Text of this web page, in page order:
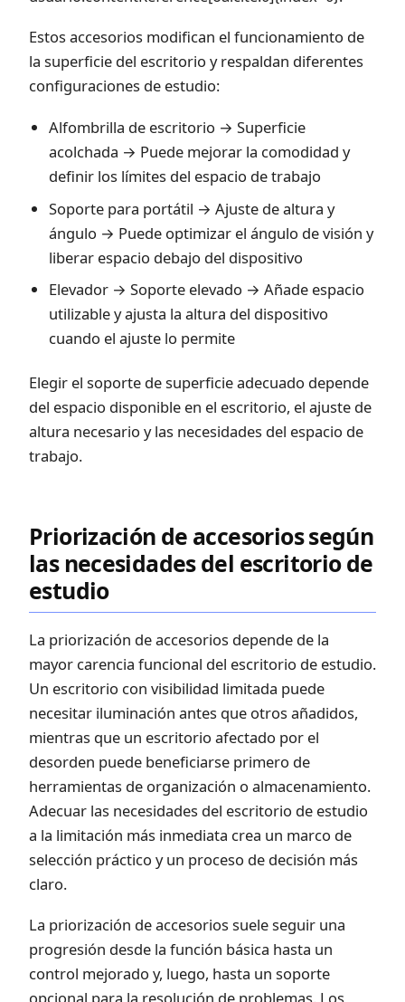
Estos accesorios modifican el funcionamiento de
la superficie del escritorio y respaldan diferentes
configuraciones de estudio:
Alfombrilla de escritorio → Superficie
acolchada → Puede mejorar la comodidad y
definir los límites del espacio de trabajo
Soporte para portátil → Ajuste de altura y
ángulo → Puede optimizar el ángulo de visión y
liberar espacio debajo del dispositivo
Elevador → Soporte elevado → Añade espacio
utilizable y ajusta la altura del dispositivo
cuando el ajuste lo permite
Elegir el soporte de superficie adecuado depende
del espacio disponible en el escritorio, el ajuste de
altura necesario y las necesidades del espacio de
trabajo.
Priorización de accesorios según
las necesidades del escritorio de
estudio
La priorización de accesorios depende de la
mayor carencia funcional del escritorio de estudio.
Un escritorio con visibilidad limitada puede
necesitar iluminación antes que otros añadidos,
mientras que un escritorio afectado por el
desorden puede beneficiarse primero de
herramientas de organización o almacenamiento.
Adecuar las necesidades del escritorio de estudio
a la limitación más inmediata crea un marco de
selección práctico y un proceso de decisión más
claro.
La priorización de accesorios suele seguir una
progresión desde la función básica hasta un
control mejorado y, luego, hasta un soporte